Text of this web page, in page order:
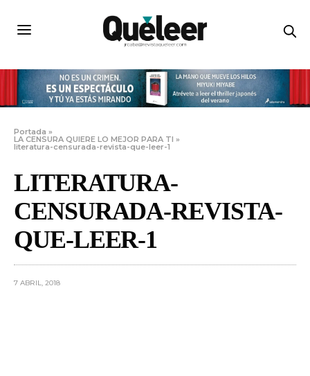
Portada »
LA CENSURA QUIERE LO MEJOR PARA TI »
literatura-censurada-revista-que-leer-1
LITERATURA-
CENSURADA-REVISTA-
QUE-LEER-1
7 ABRIL, 2018